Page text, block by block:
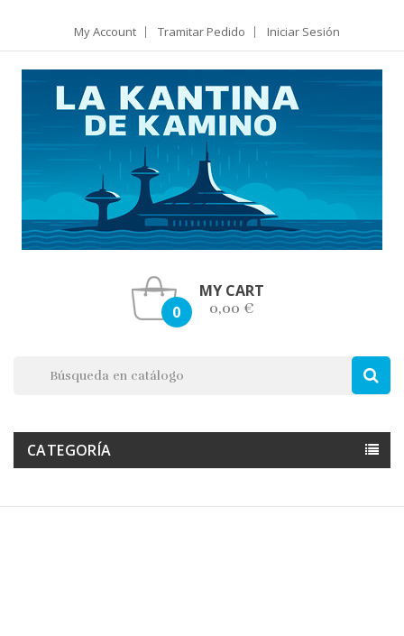
My Account Tramitar Pedido Iniciar Sesión
MY CART
0
0,00 €
CATEGORÍA